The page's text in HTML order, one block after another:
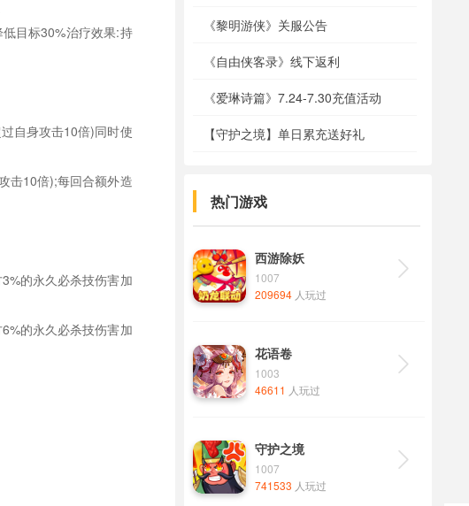
目标30%治疗效果:持
自身攻击10倍)同时使
击10倍);每回合额外造
的永久必杀技伤害加
的永久必杀技伤害加
《黎明游侠》关服公告
《自由侠客录》线下返利
《爱琳诗篇》7.24-7.30充值活动
【守护之境】单日累充送好礼
热门游戏

西游除妖
1007
209694 人玩过

花语卷
1003
46611 人玩过

守护之境
1007
741533 人玩过